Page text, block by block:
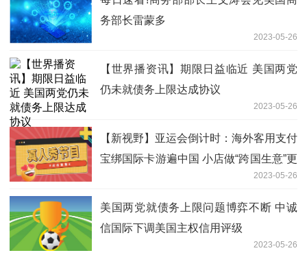
务部长雷蒙多
2023-05-26
【世界播资讯】期限日益临近 美国两党
仍未就债务上限达成协议
2023-05-26
【新视野】亚运会倒计时：海外客用支付
宝绑国际卡游遍中国 小店做“跨国生意”更
2023-05-26
美国两党就债务上限问题博弈不断 中诚
信国际下调美国主权信用评级
2023-05-26